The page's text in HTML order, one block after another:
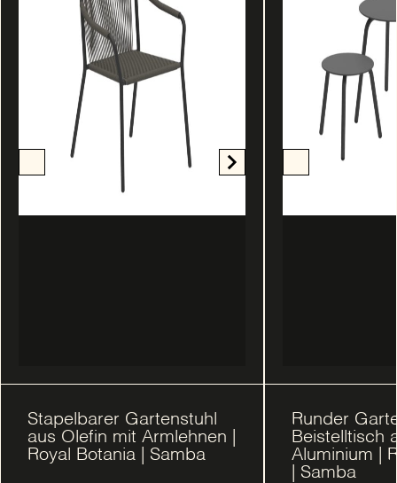
Stapelbarer Gartenstuhl
aus Olefin mit Armlehnen |
Royal Botania | Samba
Runder
Beistelltisch
Aluminium |
| Samba